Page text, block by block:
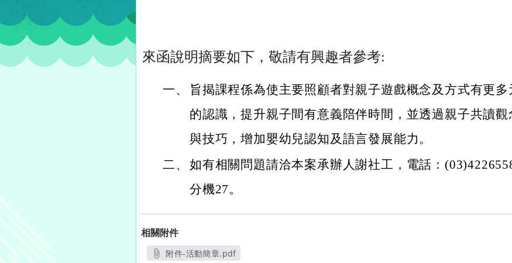
來函說明摘要如下，敬請有興趣者參考:
一、
旨揭課程係為使主要照顧者對親子遊戲概念及方式有更多
的認識，提升親子間有意義陪伴時間，並透過親子共讀觀
與技巧，增加嬰幼兒認知及語言發展能力。
二、 如有相關問題請洽本案承辦人謝社工，電話：
分機27。
相關附件
附件-活動簡章.pdf